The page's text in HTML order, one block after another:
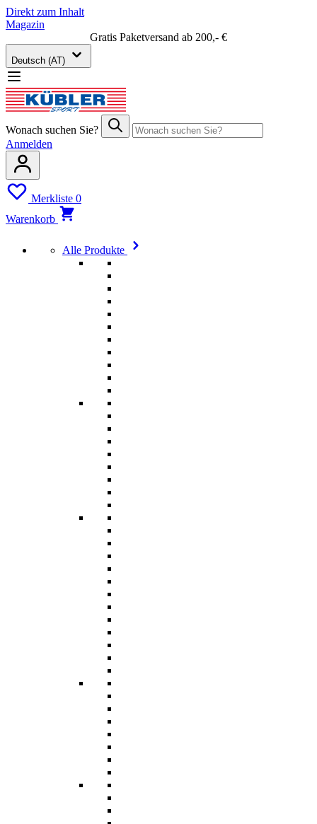
Direkt zum Inhalt
Magazin
Gratis Paketversand ab 200,- €
Deutsch (AT)
Wonach suchen Sie?
Anmelden
Merkliste 0
Warenkorb
Alle Produkte